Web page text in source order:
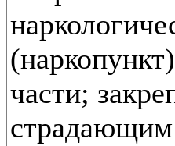
части;
страдающим